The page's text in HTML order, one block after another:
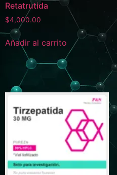
Retatrutida
$4,000.00
Añadir al carrito